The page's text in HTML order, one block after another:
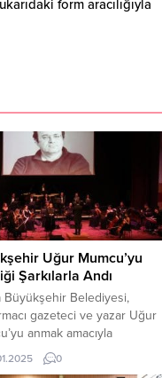
form aracılığıyla
Uğur Mumcu’yu
Şarkılarla Andı
Büyükşehir Belediyesi,
gazeteci ve yazar Uğur
anmak amacıyla
32.yıldönümünde Gazi
Kemal Atatürk Kültür
0